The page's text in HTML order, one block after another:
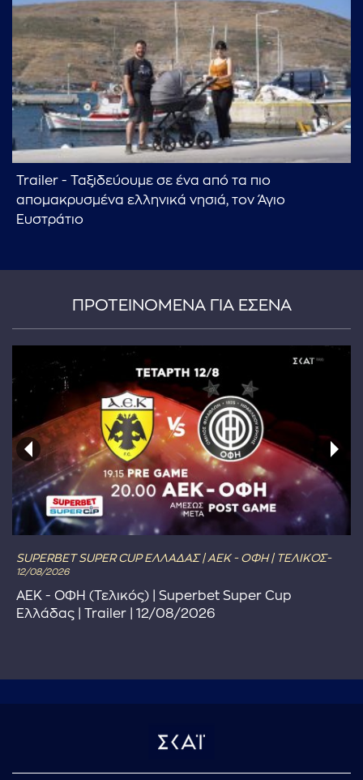
Trailer - Ταξιδεύουμε σε ένα από τα πιο
απομακρυσμένα ελληνικά νησιά, τον Άγιο
Ευστράτιο
ΠΡΟΤΕΙΝΟΜΕΝΑ ΓΙΑ ΕΣΕΝΑ
SUPERBET SUPER CUP ΕΛΛΑΔΑΣ | ΑΕΚ - ΟΦΗ | ΤΕΛΙΚΟΣ-
12/08/2026
ΑΕΚ - ΟΦΗ (Τελικός) | Superbet Super Cup
Ελλάδας | Trailer | 12/08/2026